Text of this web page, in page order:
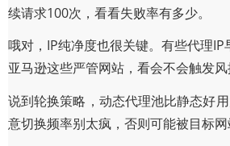
续请求100次，看看失败率有多少。
哦对，IP纯净度也很关键。有些代理
亚马逊这些严管网站，看会不会触发风
说到轮换策略，动态代理池比静态好
意切换频率别太疯，否则可能被目标网